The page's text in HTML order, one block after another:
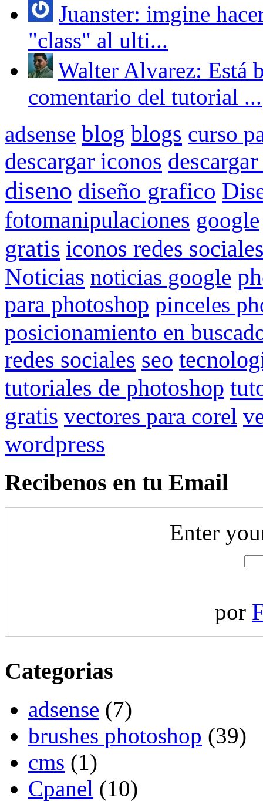
Juanster: imgine
"class" al ulti...
Walter Alvarez: Está
comentario del tutorial ...
adsense blog blogs curso
descargar iconos
diseno diseño grafico
fotomanipulaciones google
gratis iconos redes
Noticias noticias google
para photoshop pinceles
posicionamiento en
redes sociales seo
tutoriales de photoshop
gratis vectores para corel
wordpress
Recibenos en tu Email
Enter
por
Categorias
adsense (7)
brushes photoshop (39)
cms (1)
Cpanel (10)